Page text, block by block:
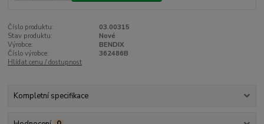
Číslo produktu:
03.00315
Stav produktu:
Nové
Výrobce:
BENDIX
Číslo výrobce:
362486B
Hlídat cenu / dostupnost
Kompletní specifikace